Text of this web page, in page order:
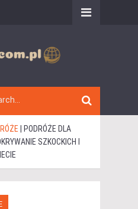
PODRÓŻE DLA
SZKOCKICH I